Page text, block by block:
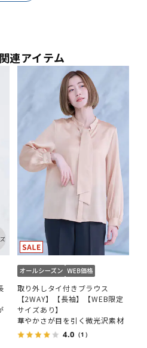
連アイテム
取り外しタイ付きブラウス
【2WAY】【長袖】【WEB限定
サイズあり】
華やかさが目を引く微光沢素材
4.0 （1）